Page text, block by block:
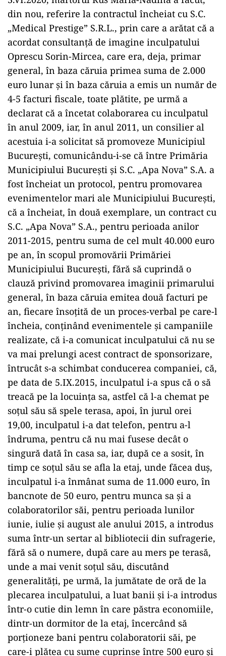
din nou, referire la contractul încheiat cu S.C.
„Medical Prestige” S.R.L., prin care a arătat că a
acordat consultanță de imagine inculpatului
Oprescu Sorin-Mircea, care era, deja, primar
general, în baza căruia primea suma de 2.000
euro lunar și în baza căruia a emis un număr de
4-5 facturi fiscale, toate plătite, pe urmă a
declarat că a încetat colaborarea cu inculpatul
în anul 2009, iar, în anul 2011, un consilier al
acestuia i-a solicitat să promoveze Municipiul
București, comunicându-i-se că între Primăria
Municipiului București și S.C. „Apa Nova” S.A. a
fost încheiat un protocol, pentru promovarea
evenimentelor mari ale Municipiului București,
că a încheiat, în două exemplare, un contract cu
S.C. „Apa Nova” S.A., pentru perioada anilor
2011-2015, pentru suma de cel mult 40.000 euro
pe an, în scopul promovării Primăriei
Municipiului București, fără să cuprindă o
clauză privind promovarea imaginii primarului
general, în baza căruia emitea două facturi pe
an, fiecare însoțită de un proces-verbal pe care-l
încheia, conținând evenimentele și campaniile
realizate, că i-a comunicat inculpatului că nu se
va mai prelungi acest contract de sponsorizare,
întrucât s-a schimbat conducerea companiei, că,
pe data de 5.IX.2015, inculpatul i-a spus că o să
treacă pe la locuința sa, astfel că l-a chemat pe
soțul său să spele terasa, apoi, în jurul orei
19,00, inculpatul i-a dat telefon, pentru a-l
îndruma, pentru că nu mai fusese decât o
singură dată în casa sa, iar, după ce a sosit, în
timp ce soțul său se afla la etaj, unde făcea duș,
inculpatul i-a înmânat suma de 11.000 euro, în
bancnote de 50 euro, pentru munca sa și a
colaboratorilor săi, pentru perioada lunilor
iunie, iulie și august ale anului 2015, a introdus
suma într-un sertar al bibliotecii din sufragerie,
fără să o numere, după care au mers pe terasă,
unde a mai venit soțul său, discutând
generalități, pe urmă, la jumătate de oră de la
plecarea inculpatului, a luat banii și i-a introdus
într-o cutie din lemn în care păstra economiile,
dintr-un dormitor de la etaj, încercând să
porționeze bani pentru colaboratorii săi, pe
care-i plătea cu sume cuprinse între 500 euro și